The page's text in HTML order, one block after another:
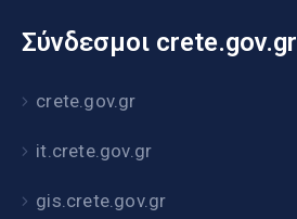
Σύνδεσμοι crete.gov.gr
crete.gov.gr
it.crete.gov.gr
gis.crete.gov.gr